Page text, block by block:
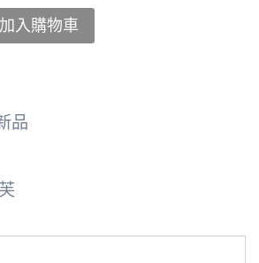
加入購物車
品